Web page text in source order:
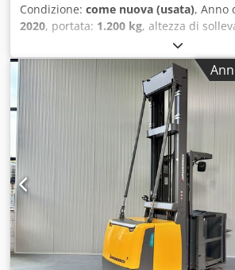
Condizione: come nuova (usata), Anno
2020, portata: 1.200 kg, altezza di
3.830 mm
funzionamento:3.869 h, tipo di
triplex
, Produttore +
EKS 412 s Montante: Z + i - 3F9800 ID:
Usato Montante: 3F Altezza abbassata:
sollevamento: 9800 mm Portata: 1200 kg
piattaforma: 9000 mm Djdszq Ui Sopfx
picking: 10600 mm Iniz.: Sì Larghezza
Anno: 2020 Ore: 3869 ore Capacità: 48 v
Opzioni complete!! - Montante triplex -
SICUREZZA con FUNZIONE DI
spot - Forche regolabili! - Guida a